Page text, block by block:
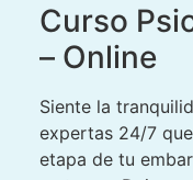
Curso
– Online
Siente la
expertas 24/7
etapa de tu